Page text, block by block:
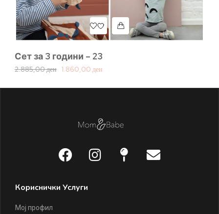
Сет за 3 години – 23
2.885,00ден 1.860,00 ден
Кориснички Услуги
Мој профил